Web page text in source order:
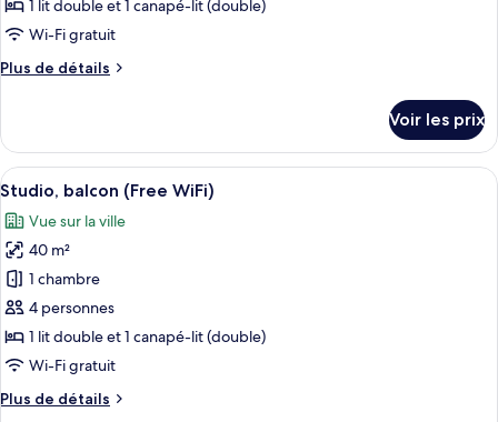
balcon
(Free
de
chambre :
Suite,
mer
(Free
WiFi)
1 lit double et 1 canapé-lit (double)
Wi-Fi gratuit
Plus de détails
Plus
le
type
de
Suite,
balcon,
vue
mer
(Free
WiFi)
Voir les prix
Afficher
toutes
les
photos
pour
ce
type
de
chambre :
Studio,
Une chambre d’hôtel avec un
8
Studio, balcon (Free WiFi)
Vue sur la ville
40 m²
1 chambre
4 personnes
1 lit double et 1 canapé-lit (double)
Wi-Fi gratuit
Plus de détails
Plus